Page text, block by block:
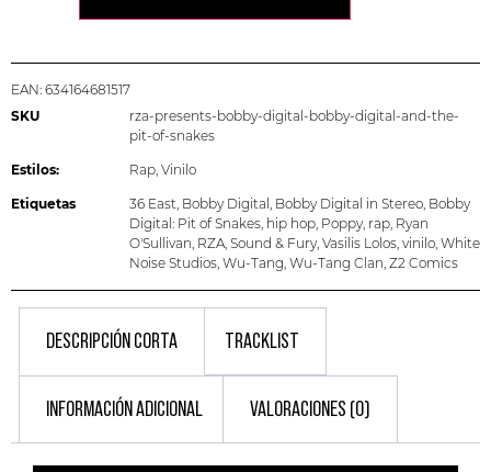
EAN: 634164681517
SKU
rza-presents-bobby-digital-bobby-digital-and-the-
pit-of-snakes
Estilos: Rap, Vinilo
Etiquetas 36 East, Bobby Digital , Bobby Digital in Stereo, Bobby
Digital: Pit of Snakes, hip hop, Poppy, rap, Ryan
O'Sullivan, RZA, Sound & Fury, Vasilis Lolos, vinilo, White
Noise Studios, Wu-Tang, Wu-Tang Clan, Z2 Comics
DESCRIPCIÓN CORTA TRACKLIST
INFORMACIÓN ADICIONAL VALORACIONES (0)